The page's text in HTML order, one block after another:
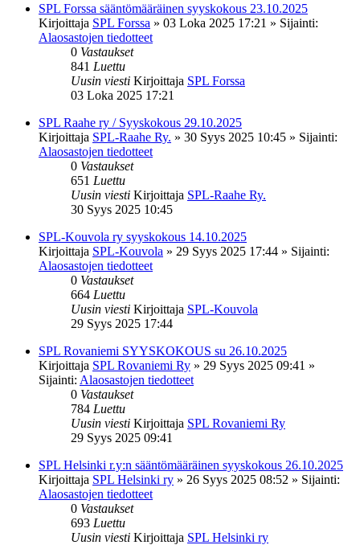
SPL Forssa sääntömääräinen syyskokous 23.10.2025
Kirjoittaja SPL Forssa » 03 Loka 2025 17:21 » Sijainti:
Alaosastojen tiedotteet
0 Vastaukset
841 Luettu
Uusin viesti Kirjoittaja SPL Forssa
03 Loka 2025 17:21
SPL Raahe ry / Syyskokous 29.10.2025
Kirjoittaja SPL-Raahe Ry. » 30 Syys 2025 10:45 » Sijainti:
Alaosastojen tiedotteet
0 Vastaukset
651 Luettu
Uusin viesti Kirjoittaja SPL-Raahe Ry.
30 Syys 2025 10:45
SPL-Kouvola ry syyskokous 14.10.2025
Kirjoittaja SPL-Kouvola » 29 Syys 2025 17:44 » Sijainti:
Alaosastojen tiedotteet
0 Vastaukset
664 Luettu
Uusin viesti Kirjoittaja SPL-Kouvola
29 Syys 2025 17:44
SPL Rovaniemi SYYSKOKOUS su 26.10.2025
Kirjoittaja SPL Rovaniemi Ry » 29 Syys 2025 09:41 »
Sijainti: Alaosastojen tiedotteet
0 Vastaukset
784 Luettu
Uusin viesti Kirjoittaja SPL Rovaniemi Ry
29 Syys 2025 09:41
SPL Helsinki r.y:n sääntömääräinen syyskokous 26.10.2025
Kirjoittaja SPL Helsinki ry » 26 Syys 2025 08:52 » Sijainti:
Alaosastojen tiedotteet
0 Vastaukset
693 Luettu
Uusin viesti Kirjoittaja SPL Helsinki ry